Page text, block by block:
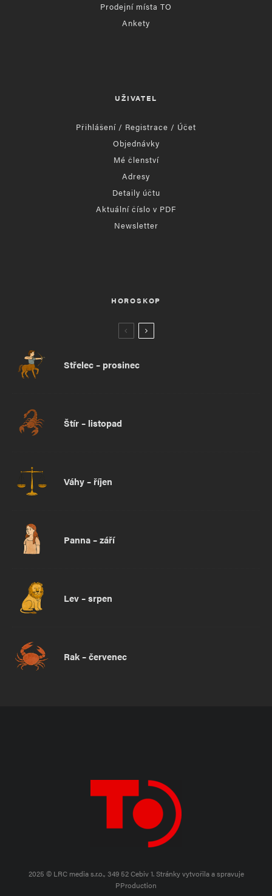
Prodejní místa TO
Ankety
UŽIVATEL
Přihlášení / Registrace / Účet
Objednávky
Mé členství
Adresy
Detaily účtu
Aktuální číslo v PDF
Newsletter
HOROSKOP
Střelec – prosinec
Štír – listopad
Váhy – říjen
Panna – září
Lev – srpen
Rak – červenec
2025 © LRC media s.r.o., 349 52 Cebiv 1.Stránky vytvořila a spravuje
PProduction